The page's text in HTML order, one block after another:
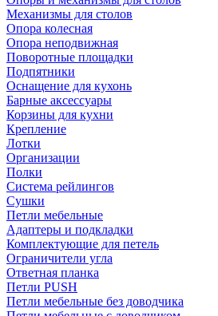
Механизмы для столов
Опора колесная
Опора неподвижная
Поворотные площадки
Подпятники
Оснащение для кухонь
Барные аксессуары
Корзины для кухни
Крепление
Лотки
Организации
Полки
Система рейлингов
Сушки
Петли мебельные
Адаптеры и подкладки
Комплектующие для петель
Ограничители угла
Ответная планка
Петли PUSH
Петли мебельные без доводчика